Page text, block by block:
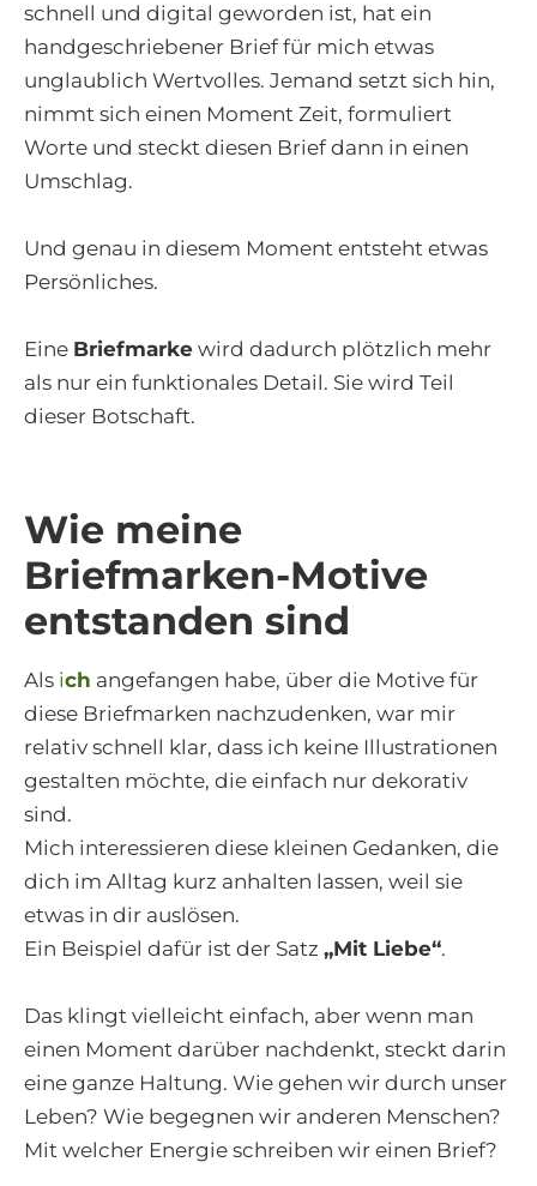
schnell und digital geworden ist, hat ein
handgeschriebener Brief für mich etwas
unglaublich Wertvolles. Jemand setzt sich hin,
nimmt sich einen Moment Zeit, formuliert
Worte und steckt diesen Brief dann in einen
Umschlag.
Und genau in diesem Moment entsteht etwas
Persönliches.
Eine Briefmarke wird dadurch plötzlich mehr
als nur ein funktionales Detail. Sie wird Teil
dieser Botschaft.
Wie meine
Briefmarken-Motive
entstanden sind
Als ich angefangen habe, über die Motive für
diese Briefmarken nachzudenken, war mir
relativ schnell klar, dass ich keine Illustrationen
gestalten möchte, die einfach nur dekorativ
sind.
Mich interessieren diese kleinen Gedanken, die
dich im Alltag kurz anhalten lassen, weil sie
etwas in dir auslösen.
Ein Beispiel dafür ist der Satz „Mit Liebe“.
Das klingt vielleicht einfach, aber wenn man
einen Moment darüber nachdenkt, steckt darin
eine ganze Haltung. Wie gehen wir durch unser
Leben? Wie begegnen wir anderen Menschen?
Mit welcher Energie schreiben wir einen Brief?